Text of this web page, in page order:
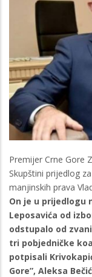
Premijer Crne Gore
Skupštini prijedlog
manjinskih prava
On je u prijedlogu
Leposavića od
odstupalo od
tri pobjedničke
potpisali
Gore”, Aleksa